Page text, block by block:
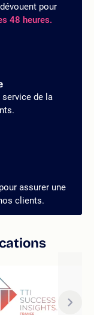
pour
48 heures.
de la
assurer une
clients.